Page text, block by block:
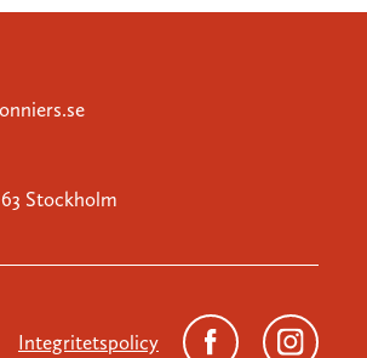
63 Stockholm
Integritetspolicy